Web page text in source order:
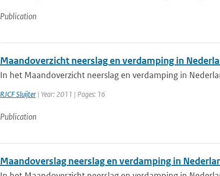
Publication
Maandoverzicht neerslag en verdamping in
In het Maandoverzicht neerslag en verdamping in
RJCF Sluijter| Year: 2011 | Pages: 16
Publication
Maandoverslag neerslag en verdamping in